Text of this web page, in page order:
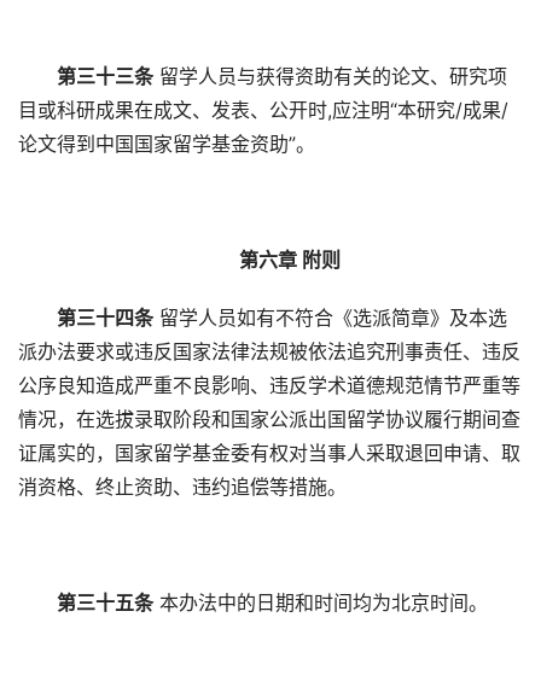
第三十三条留学人员与获得资助有关的论文、研究项
目或科研成果在成文、发表、公开时,应注明“本研究/成果/
论文得到中国国家留学基金资助”。
第六章 附则
第三十四条留学人员如有不符合《选派简章》及本选
派办法要求或违反国家法律法规被依法追究刑事责任、违反
公序良知造成严重不良影响、违反学术道德规范情节严重等
情况，在选拔录取阶段和国家公派出国留学协议履行期间查
证属实的，国家留学基金委有权对当事人采取退回申请、取
消资格、终止资助、违约追偿等措施。
第三十五条本办法中的日期和时间均为北京时间。